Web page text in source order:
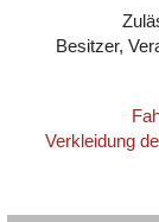
Besitzer,
Verkleidung